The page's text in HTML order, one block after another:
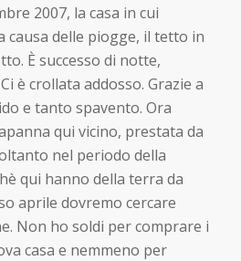
2007, la casa in cui
causa delle piogge, il tetto in
È successo di notte,
è crollata addosso. Grazie a
e tanto spavento. Ora
qui vicino, prestata da
nel periodo della
qui hanno della terra da
aprile dovremo cercare
Non ho soldi per comprare i
casa e nemmeno per